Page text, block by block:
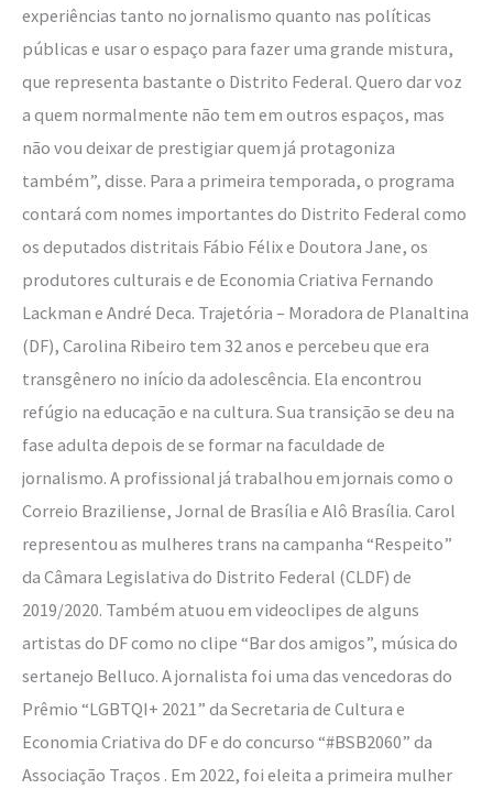
experiências tanto no jornalismo quanto nas políticas
públicas e usar o espaço para fazer uma grande mistura,
que representa bastante o Distrito Federal. Quero dar voz
a quem normalmente não tem em outros espaços, mas
não vou deixar de prestigiar quem já protagoniza
também”, disse. Para a primeira temporada, o programa
contará com nomes importantes do Distrito Federal como
os deputados distritais Fábio Félix e Doutora Jane, os
produtores culturais e de Economia Criativa Fernando
Lackman e André Deca. Trajetória – Moradora de Planaltina
(DF), Carolina Ribeiro tem 32 anos e percebeu que era
transgênero no início da adolescência. Ela encontrou
refúgio na educação e na cultura. Sua transição se deu na
fase adulta depois de se formar na faculdade de
jornalismo. A profissional já trabalhou em jornais como o
Correio Braziliense, Jornal de Brasília e Alô Brasília. Carol
representou as mulheres trans na campanha “Respeito”
da Câmara Legislativa do Distrito Federal (CLDF) de
2019/2020. Também atuou em videoclipes de alguns
artistas do DF como no clipe “Bar dos amigos”, música do
sertanejo Belluco. A jornalista foi uma das vencedoras do
Prêmio “LGBTQI+ 2021” da Secretaria de Cultura e
Economia Criativa do DF e do concurso “#BSB2060” da
Associação Traços . Em 2022, foi eleita a primeira mulher